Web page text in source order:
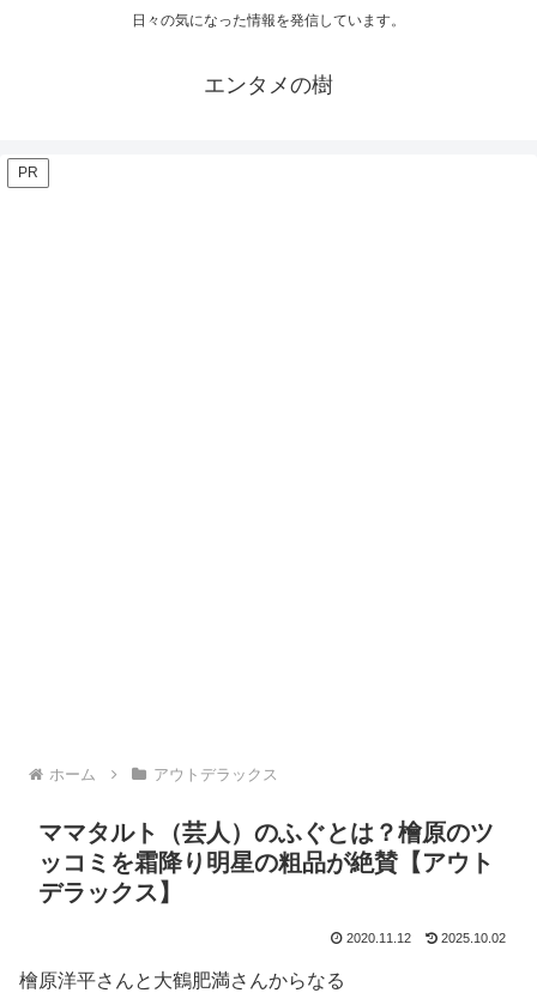
日々の気になった情報を発信しています。
エンタメの樹
PR
ホーム アウトデラックス
ママタルト（芸人）のふぐとは？檜原のツ
ッコミを霜降り明星の粗品が絶賛【アウト
デラックス】
2020.11.12 2025.10.02
檜原洋平さんと大鶴肥満さんからなる